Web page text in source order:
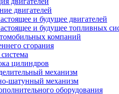
двигателей
и будущее двигателей
и будущее топливных
компаний
сгорания
цилиндров
механизм
шатунный механизм
оборудования